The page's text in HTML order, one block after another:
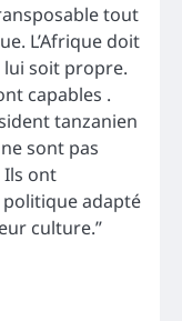
tout
L’Afrique doit
soit propre.
capables .
tanzanien
sont pas
Ils ont
politique adapté
culture.”